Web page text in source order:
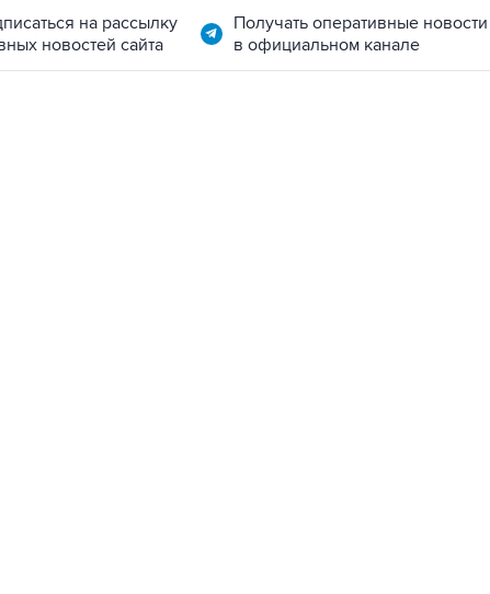
на рассылку
новостей сайта
Получать оперативные новости
в официальном канале